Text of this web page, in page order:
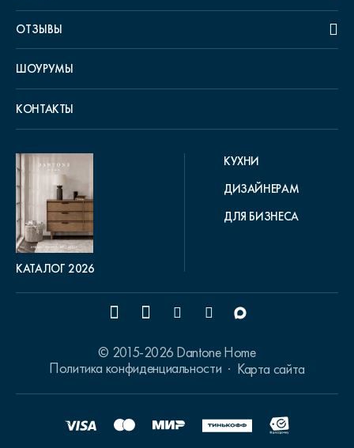
ОТЗЫВЫ
ШОУРУМЫ
КОНТАКТЫ
КАТАЛОГ 2026
КУХНИ
ДИЗАЙНЕРАМ
ДЛЯ БИЗНЕСА
© 2015-2026 Dantone Home
Политика конфиденциальности
Карта сайта